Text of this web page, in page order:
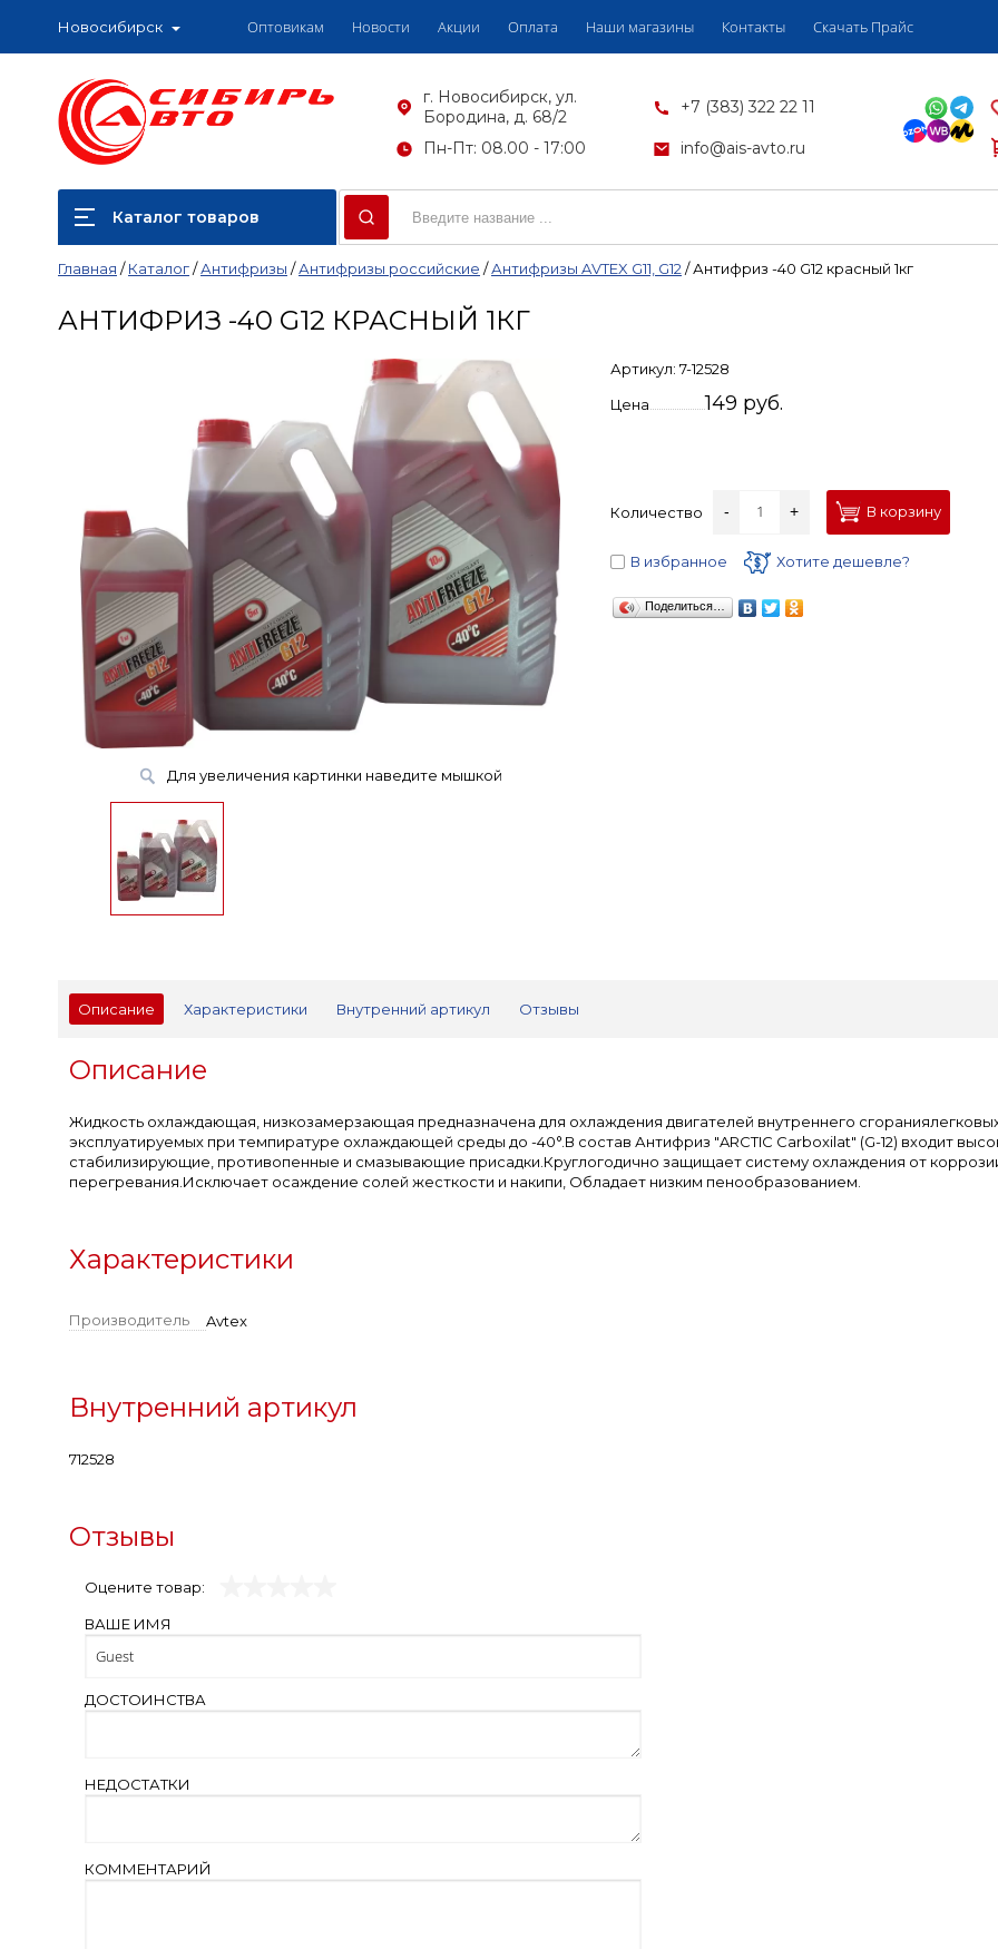
Новосибирск Оптовикам Новости Акции Оплата Наши магазины Контакты Скачать Прайс
г. Новосибирск, ул.
Бородина, д. 68/2
+7 (383) 322 22 11
Пн-Пт: 08.00 - 17:00 info@ais-avto.ru
Каталог товаров
Главная /Каталог/Антифризы /Антифризы российские /Антифризы AVTEX G11, G12 /Антифриз -40 G12 красный 1кг
АНТИФРИЗ -40 G12 КРАСНЫЙ 1КГ
Для увеличения картинки наведите мышкой
Артикул: 7-12528
Цена
149 руб.
Количество - + В корзину
В избранное Хотите дешевле?
Поделиться…
Описание Характеристики Внутренний артикул Отзывы
Описание
Жидкость охлаждающая, низкозамерзающая предназначена для охлаждения двигателей внутреннего
эксплуатируемых при темпиратуре охлаждающей среды до -40°.В состав Антифриз "ARCTIC Carboxilat" (G-12) входит
стабилизирующие, противопенные и смазывающие присадки.Круглогодично защищает систему охлаждения от
перегревания.Исключает осаждение солей жесткости и накипи, Обладает низким пенообразованием.
Характеристики
Производитель Avtex
Внутренний артикул
712528
Отзывы
Оцените товар:
ВАШЕ ИМЯ
ДОСТОИНСТВА
НЕДОСТАТКИ
КОММЕНТАРИЙ